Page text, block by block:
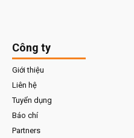
Công ty
Giới thiệu
Liên hệ
Tuyển dụng
Báo chí
Partners